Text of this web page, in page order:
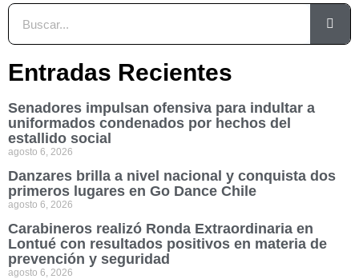
Entradas Recientes
Senadores impulsan ofensiva para indultar a
uniformados condenados por hechos del
estallido social
agosto 6, 2026
Danzares brilla a nivel nacional y conquista dos
primeros lugares en Go Dance Chile
agosto 6, 2026
Carabineros realizó Ronda Extraordinaria en
Lontué con resultados positivos en materia de
prevención y seguridad
agosto 6, 2026